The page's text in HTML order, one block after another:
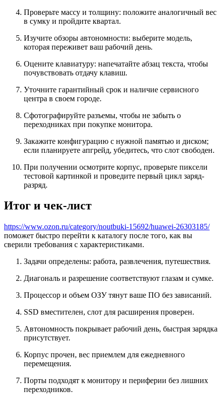
Проверьте массу и толщину: положите аналогичный вес
в сумку и пройдите квартал.
Изучите обзоры автономности: выберите модель,
которая переживет ваш рабочий день.
Оцените клавиатуру: напечатайте абзац текста, чтобы
почувствовать отдачу клавиш.
Уточните гарантийный срок и наличие сервисного
центра в своем городе.
Сфотографируйте разъемы, чтобы не забыть о
переходниках при покупке монитора.
Закажите конфигурацию с нужной памятью и диском;
если планируете апгрейд, убедитесь, что слот свободен.
При получении осмотрите корпус, проверьте пиксели
тестовой картинкой и проведите первый цикл заряд-
разряд.
Итог и чек-лист
https://www.ozon.ru/category/noutbuki-15692/huawei-26303185/
поможет быстро перейти к каталогу после того, как вы
сверили требования с характеристиками.
Задачи определены: работа, развлечения, путешествия.
Диагональ и разрешение соответствуют глазам и сумке.
Процессор и объем ОЗУ тянут ваше ПО без зависаний.
SSD вместителен, слот для расширения проверен.
Автономность покрывает рабочий день, быстрая зарядка
присутствует.
Корпус прочен, вес приемлем для ежедневного
перемещения.
Порты подходят к монитору и периферии без лишних
переходников.